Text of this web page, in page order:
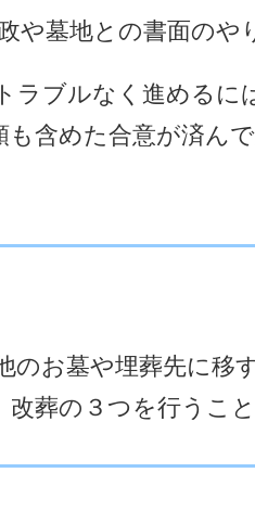
墓地との書面のや
ラブルなく進めるに
含めた合意が済ん
のお墓や埋葬先に移
葬の３つを行うこと